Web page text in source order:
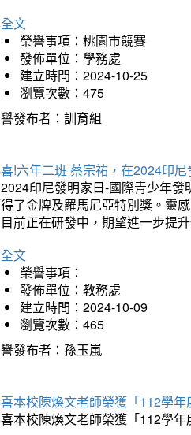
文
榮譽事項：桃園市競賽
發佈單位：學務處
建立時間：2024-10-25
瀏覽次數：475
發布者：訓育組
!六年二班 蔡宗祐，在2024印
印尼發明家日-國際青少年
了金牌及羅馬尼亞特別獎。靈
前正在研發中，期望進一步提升
文
榮譽事項：
發佈單位：教務處
建立時間：2024-10-09
瀏覽次數：465
發布者：孫玉嵐
本校陳煥文老師榮獲「112學
本校陳煥文老師榮獲「112學